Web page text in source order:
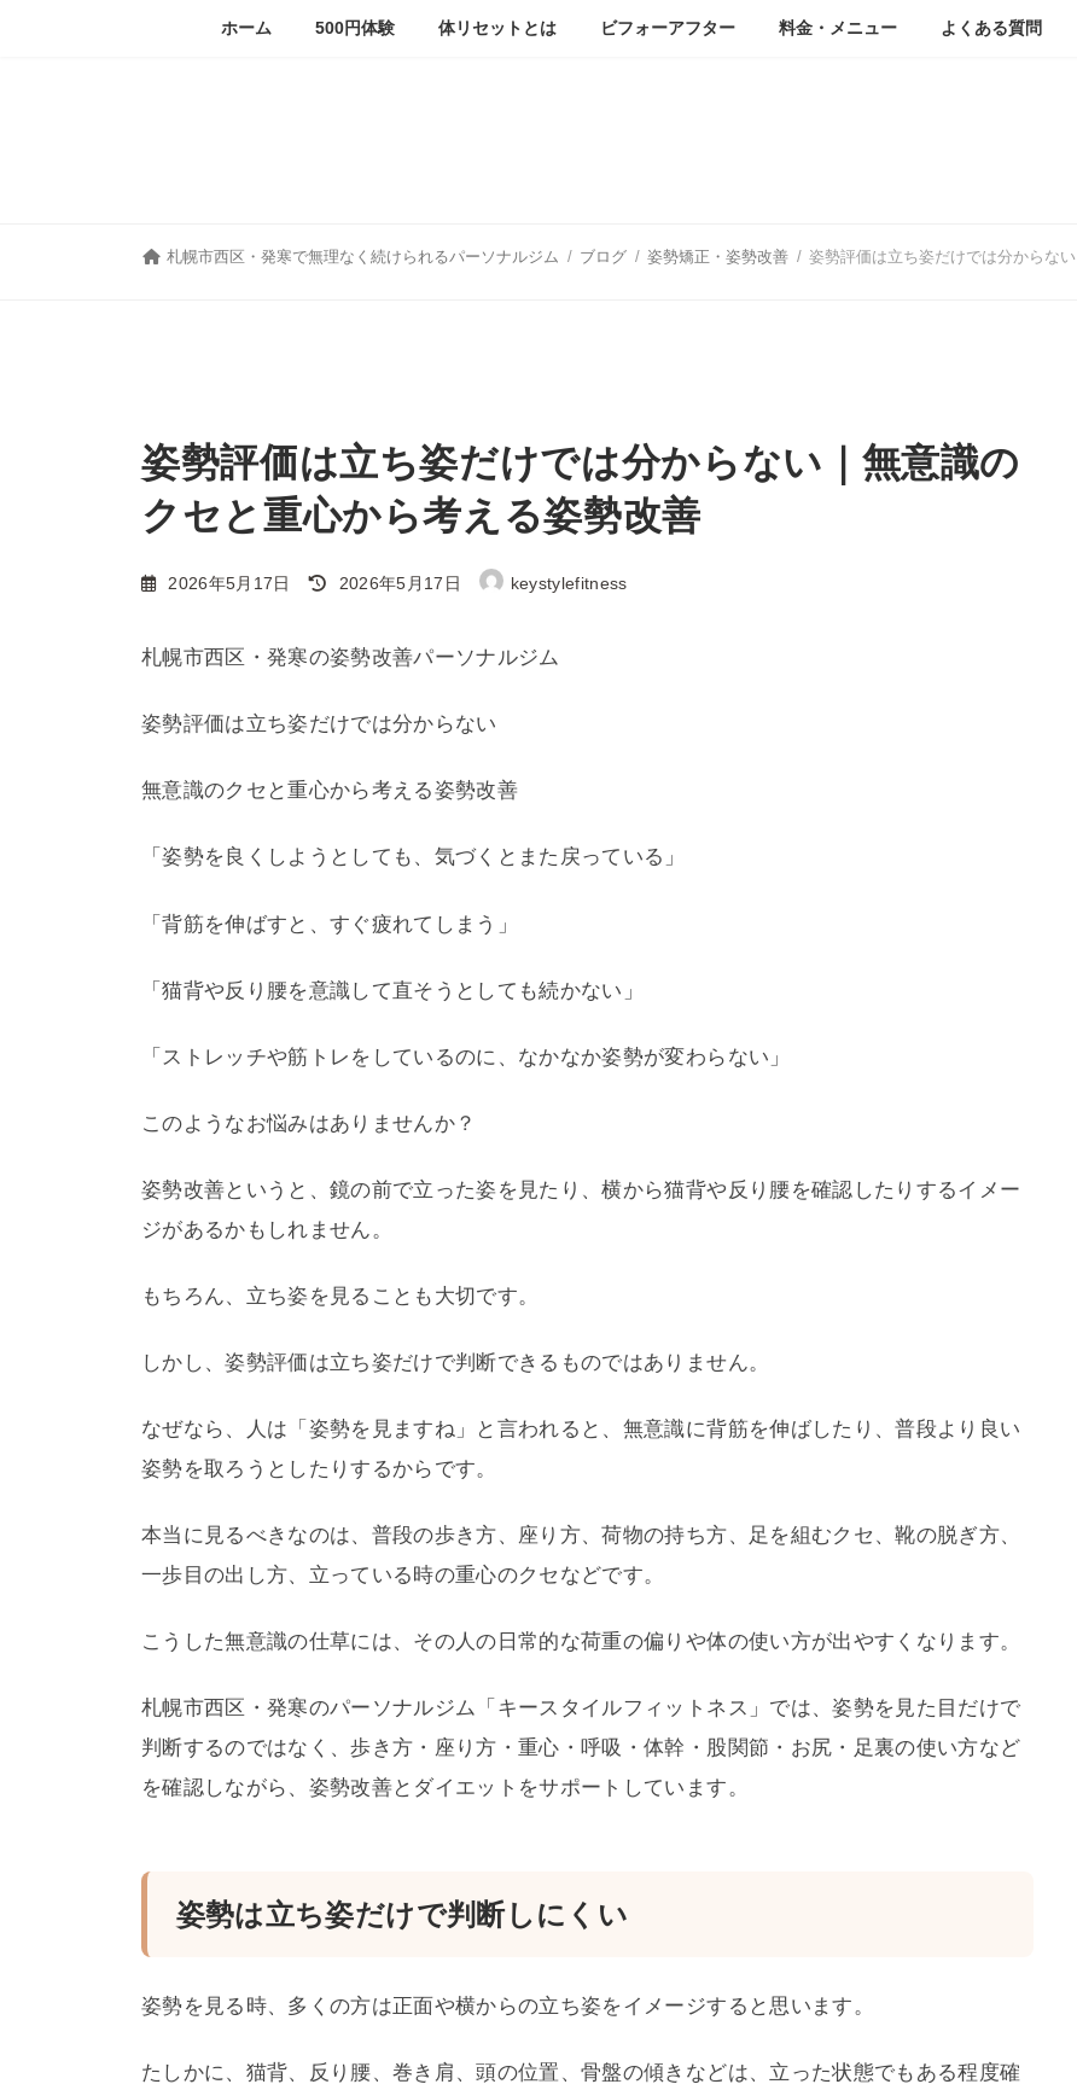
ホーム 500円体験 体リセットとは ビフォーアフター 料金・メニュー よくある質問
札幌市西区・発寒で無理なく続けられるパーソナルジム ブログ 姿勢矯正・姿勢改善 姿勢評価は立ち姿だけでは分からな
姿勢評価は立ち姿だけでは分からない｜無意識の
クセと重心から考える姿勢改善
2026年5月17日
最
更
新
時
2026年5月17日 keystylefitness
札幌市西区・発寒の姿勢改善パーソナルジム
姿勢評価は立ち姿だけでは分からない
無意識のクセと重心から考える姿勢改善
「姿勢を良くしようとしても、気づくとまた戻っている」
「背筋を伸ばすと、すぐ疲れてしまう」
「猫背や反り腰を意識して直そうとしても続かない」
「ストレッチや筋トレをしているのに、なかなか姿勢が変わらない」
このようなお悩みはありませんか？
姿勢改善というと、鏡の前で立った姿を見たり、横から猫背や反り腰を確認したりするイメー
ジがあるかもしれません。
もちろん、立ち姿を見ることも大切です。
しかし、姿勢評価は立ち姿だけで判断できるものではありません。
なぜなら、人は「姿勢を見ますね」と言われると、無意識に背筋を伸ばしたり、普段より良い
姿勢を取ろうとしたりするからです。
本当に見るべきなのは、普段の歩き方、座り方、荷物の持ち方、足を組むクセ、靴の脱ぎ方、
一歩目の出し方、立っている時の重心のクセなどです。
こうした無意識の仕草には、その人の日常的な荷重の偏りや体の使い方が出やすくなります。
札幌市西区・発寒のパーソナルジム「キースタイルフィットネス」では、姿勢を見た目だけで
判断するのではなく、歩き方・座り方・重心・呼吸・体幹・股関節・お尻・足裏の使い方など
を確認しながら、姿勢改善とダイエットをサポートしています。
姿勢は立ち姿だけで判断しにくい
姿勢を見る時、多くの方は正面や横からの立ち姿をイメージすると思います。
たしかに、猫背、反り腰、巻き肩、頭の位置、骨盤の傾きなどは、立った状態でもある程度確